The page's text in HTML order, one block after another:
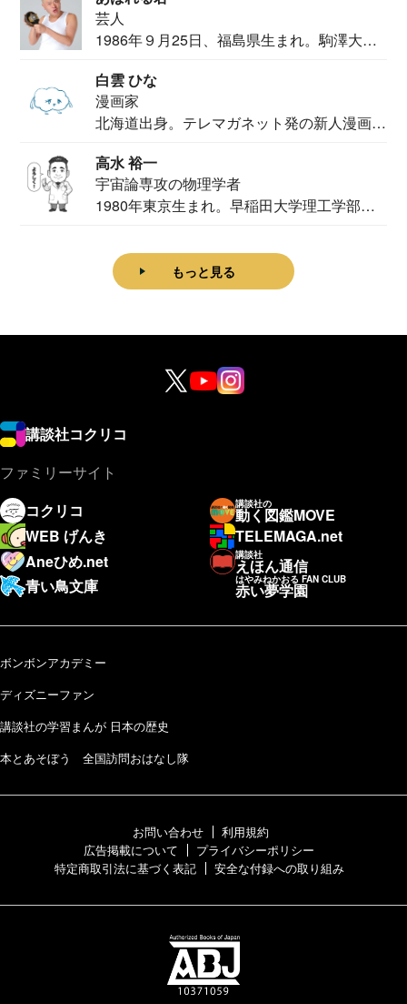
芸人
1986年９月25日、福島県生まれ。駒澤大学
白雲 ひな
漫画家
北海道出身。テレマガネット発の新人漫画
高水 裕一
宇宙論専攻の物理学者
1980年東京生まれ。早稲田大学理工学部物
もっと見る
講談社コクリコ
ファミリーサイト
コクリコ
講談社の
動く図鑑MOVE
WEB げんき
TELEMAGA.net
Aneひめ.net
講談社
えほん通信
青い鳥文庫
はやみねかおる FAN CLUB
赤い夢学園
ボンボンアカデミー
ディズニーファン
講談社の学習まんが 日本の歴史
本とあそぼう 全国訪問おはなし隊
お問い合わせ
利用規約
広告掲載について
プライバシーポリシー
特定商取引法に基づく表記
安全な付録への取り組み